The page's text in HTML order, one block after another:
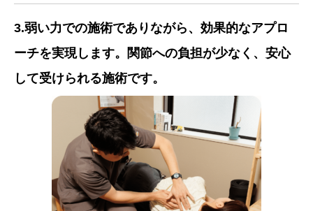
3.弱い力での施術でありながら、効果的なアプロ
ーチを実現します。関節への負担が少なく、安心
して受けられる施術です。